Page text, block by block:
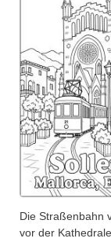
Die Straßenbahn
vor der